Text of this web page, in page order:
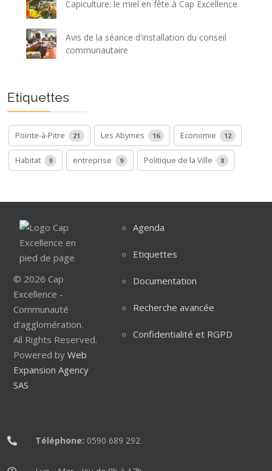
Capiculture: le miel en fête à Cap Excellence
Avis de la séance d'installation du conseil
communautaire
Etiquettes
Pointe-à-Pitre 21 Les Abymes 16 Economie 12
Habitat 9 entreprise 9 Politique de la Ville 8
© 2026 Cap
Excellence -
Communauté
d'agglomération.
All Rights Reserved.
Powered by Web
Expansion Agency
SAS
Agenda
Etiquettes
Documentation
Recherche avancée
Confidentialité et RGPD
Téléphone: 0590 689 292